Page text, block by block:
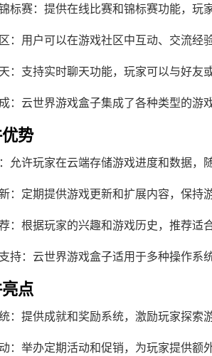
标赛：提供在线比赛和锦标赛功能，玩
：用户可以在游戏社区中互动、交流经
：支持实时聊天功能，玩家可以与好友
：云世界游戏盒子集成了各种类型的游
势
允许玩家在云端存储游戏进度和数据，
：定期提供游戏更新和扩展内容，保持
：根据玩家的兴趣和游戏历史，推荐适
持：云世界游戏盒子适用于多种操作系
点
：提供成就和奖励系统，激励玩家探索
：举办定期活动和促销，为玩家提供额